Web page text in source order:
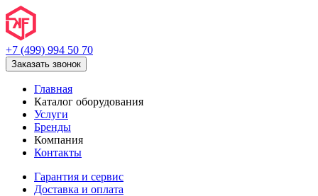
+7 (499) 994 50 70
Заказать звонок
Главная
Каталог оборудования
Услуги
Бренды
Компания
Контакты
Гарантия и сервис
Доставка и оплата